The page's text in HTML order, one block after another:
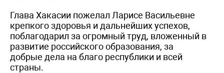
Глава Хакасии пожелал Ларисе Васильевне
крепкого здоровья и дальнейших успехов,
поблагодарил за огромный труд, вложенный в
развитие российского образования, за
добрые дела на благо республики и всей
страны.